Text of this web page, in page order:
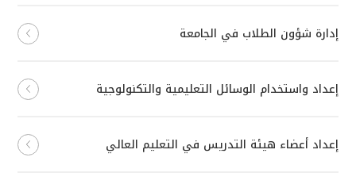
إدارة شؤون الطلاب في الجامعة
إعداد واستخدام الوسائل التعليمية والتكنولوجية
إعداد أعضاء هيئة التدريس في التعليم العالي